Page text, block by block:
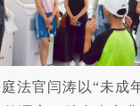
法官闫涛以“未成